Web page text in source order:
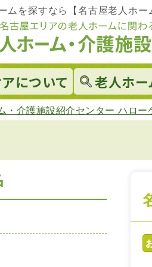
ムを探すなら【名古屋老人ホ
について 老人ホ
・介護施設紹介センター ハロー